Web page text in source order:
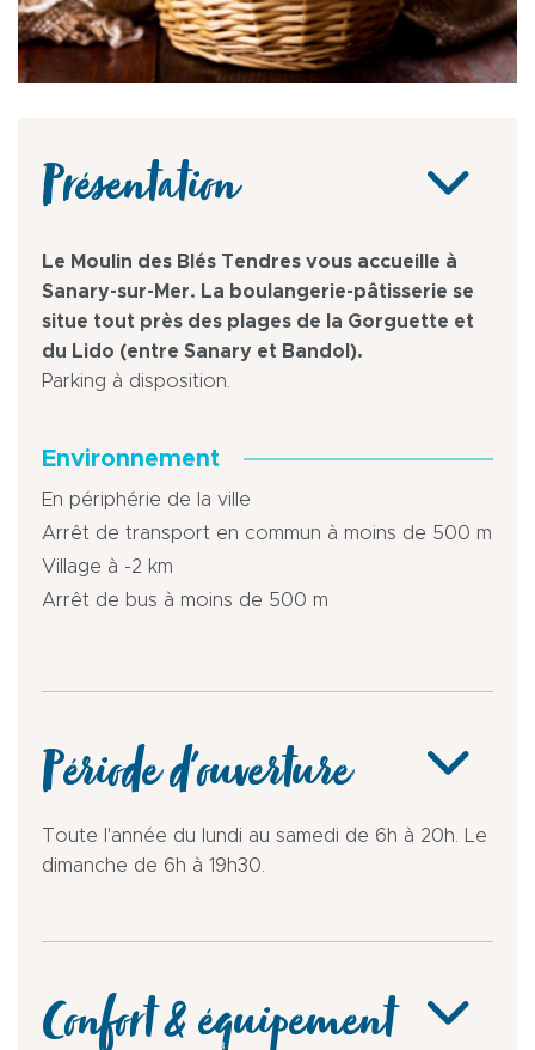
Présentation
Le Moulin des Blés Tendres vous accueille à
Sanary-sur-Mer. La boulangerie-pâtisserie se
situe tout près des plages de la Gorguette et
du Lido (entre Sanary et Bandol).
Parking à disposition.
Environnement
En périphérie de la ville
Arrêt de transport en commun à moins de 500 m
Village à -2 km
Arrêt de bus à moins de 500 m
Période d'ouverture
Toute l'année du lundi au samedi de 6h à 20h. Le
dimanche de 6h à 19h30.
Confort & équipement